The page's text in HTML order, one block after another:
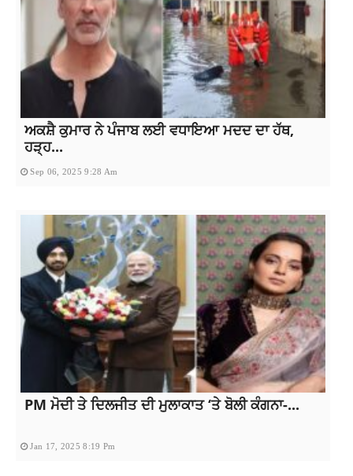
ਅਕਸ਼ੈ ਕੁਮਾਰ ਨੇ ਪੰਜਾਬ ਲਈ ਵਧਾਇਆ ਮਦਦ ਦਾ ਹੱਥ,
ਹੜ੍ਹ...
Sep 06, 2025 9:28 Am
PM ਮੋਦੀ ਤੇ ਦਿਲਜੀਤ ਦੀ ਮੁਲਾਕਾਤ ‘ਤੇ ਬੋਲੀ ਕੰਗਨਾ-...
Jan 17, 2025 8:19 Pm